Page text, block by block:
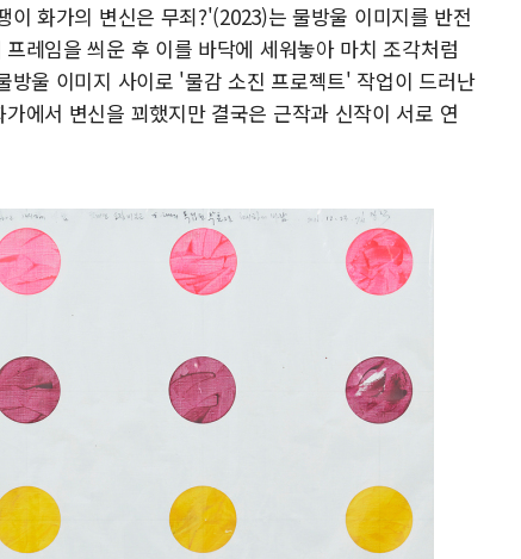
화가의 변신은 무죄?'(2023)는 물방울 이미지를 반전
레임을 씌운 후 이를 바닥에 세워놓아 마치 조각처럼
울 이미지 사이로 '물감 소진 프로젝트' 작업이 드러난
에서 변신을 꾀했지만 결국은 근작과 신작이 서로 연